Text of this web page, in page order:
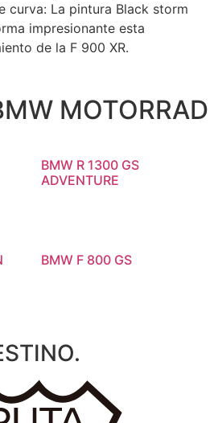
curva: La pintura Black storm
impresionante esta
de la F 900 XR.
MOTORRAD
BMW R 1300 GS
ADVENTURE
BMW F 800 GS